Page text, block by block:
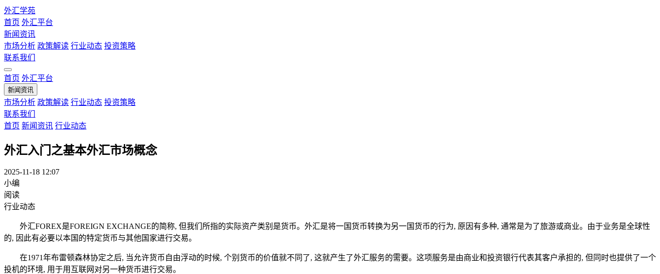
外汇学苑
首页 外汇平台
新闻资讯
市场分析 政策解读 行业动态 投资策略
联系我们
首页 外汇平台
新闻资讯
市场分析 政策解读 行业动态 投资策略
联系我们
首页 新闻资讯 行业动态
外汇入门之基本外汇市场概念
2025-11-18 12:07
小编
阅读
行业动态
外汇FOREX是FOREIGN EXCHANGE的简称, 但我们所指的实际资产类别是货币。外汇是将一国货币转换为另一国货币的行为, 原因有多种, 通常是为了旅游或商业。由于业务是全球性
的, 因此有必要以本国的特定货币与其他国家进行交易。
在1971年布雷顿森林协定之后, 当允许货币自由浮动的时候, 个别货币的价值就不同了, 这就产生了外汇服务的需要。这项服务是由商业和投资银行代表其客户承担的, 但同时也提供了一个
投机的环境, 用于用互联网对另一种货币进行交易。